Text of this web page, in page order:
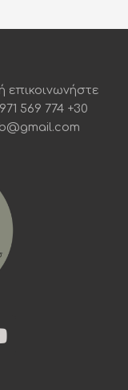
επικοινωνήστε
569 774 +30